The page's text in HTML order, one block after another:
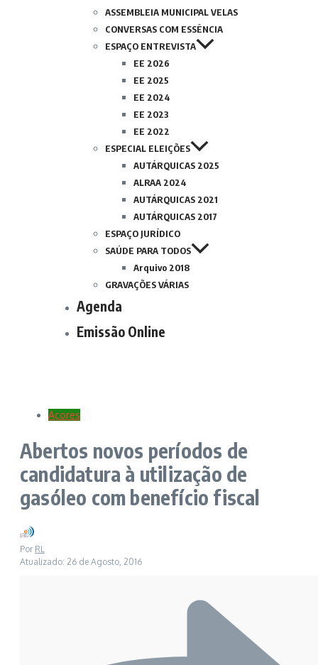
ASSEMBLEIA MUNICIPAL VELAS
CONVERSAS COM ESSÊNCIA
ESPAÇO ENTREVISTA
EE 2026
EE 2025
EE 2024
EE 2023
EE 2022
ESPECIAL ELEIÇÕES
AUTÁRQUICAS 2025
ALRAA 2024
AUTÁRQUICAS 2021
AUTÁRQUICAS 2017
ESPAÇO JURÍDICO
SAÚDE PARA TODOS
Arquivo 2018
GRAVAÇÕES VÁRIAS
Agenda
Emissão Online
Açores
Abertos novos períodos de
candidatura à utilização de
gasóleo com benefício fiscal
Por RL
Atualizado: 26 de Agosto, 2016